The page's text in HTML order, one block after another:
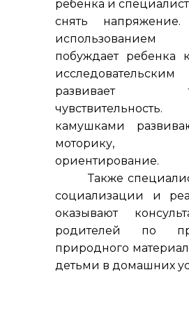
ребенка и
снять
побуждает ребенка
развивает
камушками
моторику,
ориентирование.
Также
социализации и
оказывают
родителей по
природного
детьми в домашних